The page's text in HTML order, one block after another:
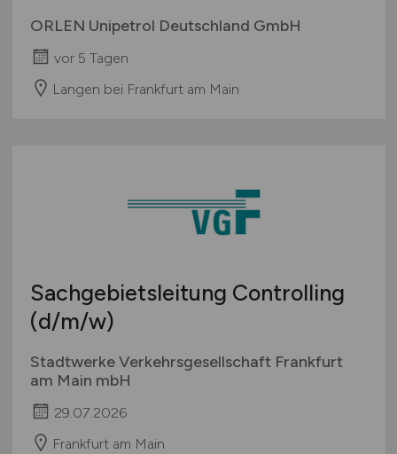
ORLEN Unipetrol Deutschland GmbH
vor 5 Tagen
Langen bei Frankfurt am Main
Sachgebietsleitung Controlling
(d/m/w)
Stadtwerke Verkehrsgesellschaft Frankfurt
am Main mbH
29.07.2026
Frankfurt am Main